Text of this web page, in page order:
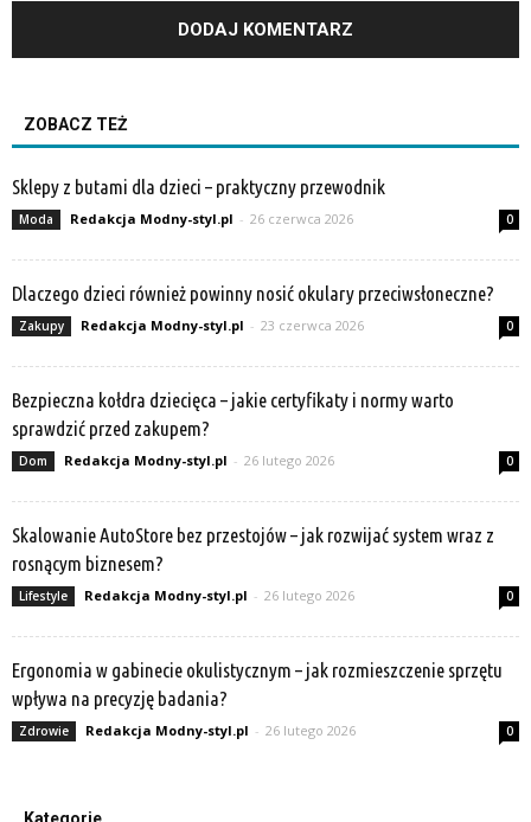
ZOBACZ TEŻ
Sklepy z butami dla dzieci – praktyczny przewodnik
Moda Redakcja Modny-styl.pl - 26 czerwca 2026 0
Dlaczego dzieci również powinny nosić okulary przeciwsłoneczne?
Zakupy Redakcja Modny-styl.pl - 23 czerwca 2026 0
Bezpieczna kołdra dziecięca – jakie certyfikaty i normy warto
sprawdzić przed zakupem?
Dom Redakcja Modny-styl.pl - 26 lutego 2026 0
Skalowanie AutoStore bez przestojów – jak rozwijać system wraz z
rosnącym biznesem?
Lifestyle Redakcja Modny-styl.pl - 26 lutego 2026 0
Ergonomia w gabinecie okulistycznym – jak rozmieszczenie sprzętu
wpływa na precyzję badania?
Zdrowie Redakcja Modny-styl.pl - 26 lutego 2026 0
Kategorie